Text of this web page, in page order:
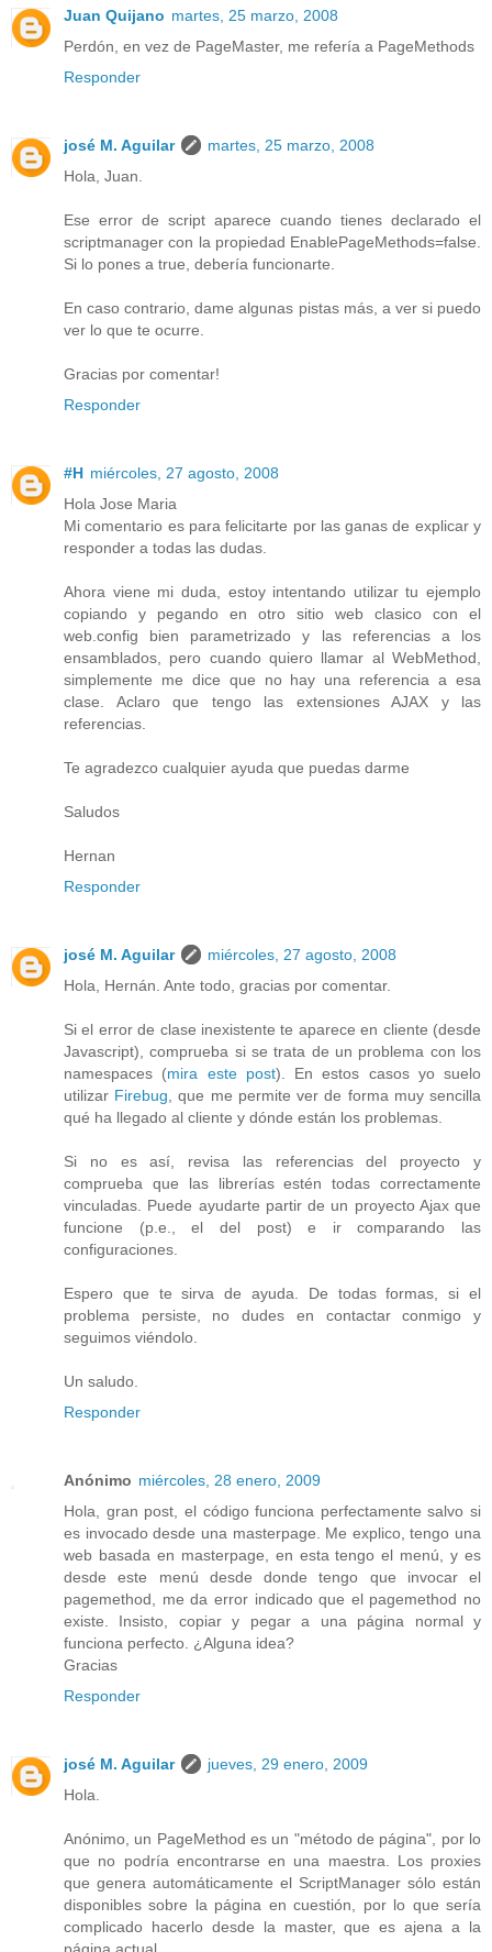
Juan Quijano martes, 25 marzo, 2008
Perdón, en vez de PageMaster, me refería a PageMethods
Responder
josé M. Aguilar
martes, 25 marzo, 2008
Hola, Juan.
Ese error de script aparece cuando tienes declarado el
scriptmanager con la propiedad EnablePageMethods=false.
Si lo pones a true, debería funcionarte.
En caso contrario, dame algunas pistas más, a ver si puedo
ver lo que te ocurre.
Gracias por comentar!
Responder
#H miércoles, 27 agosto, 2008
Hola Jose Maria
Mi comentario es para felicitarte por las ganas de explicar y
responder a todas las dudas.
Ahora viene mi duda, estoy intentando utilizar tu ejemplo
copiando y pegando en otro sitio web clasico con el
web.config bien parametrizado y las referencias a los
ensamblados, pero cuando quiero llamar al WebMethod,
simplemente me dice que no hay una referencia a esa
clase. Aclaro que tengo las extensiones AJAX y las
referencias.
Te agradezco cualquier ayuda que puedas darme
Saludos
Hernan
Responder
josé M. Aguilar
miércoles, 27 agosto, 2008
Hola, Hernán. Ante todo, gracias por comentar.
Si el error de clase inexistente te aparece en cliente (desde
Javascript), comprueba si se trata de un problema con los
namespaces (mira este post). En estos casos yo suelo
utilizar Firebug , que me permite ver de forma muy sencilla
qué ha llegado al cliente y dónde están los problemas.
Si no es así, revisa las referencias del proyecto y
comprueba que las librerías estén todas correctamente
vinculadas. Puede ayudarte partir de un proyecto Ajax que
funcione (p.e., el del post) e ir comparando las
configuraciones.
Espero que te sirva de ayuda. De todas formas, si el
problema persiste, no dudes en contactar conmigo y
seguimos viéndolo.
Un saludo.
Responder
Anónimo miércoles, 28 enero, 2009
Hola, gran post, el código funciona perfectamente salvo si
es invocado desde una masterpage. Me explico, tengo una
web basada en masterpage, en esta tengo el menú, y es
desde este menú desde donde tengo que invocar el
pagemethod, me da error indicado que el pagemethod no
existe. Insisto, copiar y pegar a una página normal y
funciona perfecto. ¿Alguna idea?
Gracias
Responder
josé M. Aguilar
jueves, 29 enero, 2009
Hola.
Anónimo, un PageMethod es un "método de página", por lo
que no podría encontrarse en una maestra. Los proxies
que genera automáticamente el ScriptManager sólo están
disponibles sobre la página en cuestión, por lo que sería
complicado hacerlo desde la master, que es ajena a la